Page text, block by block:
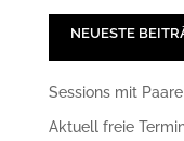
NEUESTE
Sessions mit
Aktuell freie